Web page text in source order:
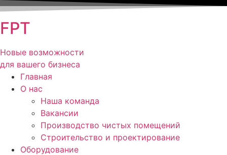
FPT
Новые возможности
для вашего бизнеса
Главная
О нас
Наша команда
Вакансии
Производство чистых помещений
Строительство и проектирование
Оборудование